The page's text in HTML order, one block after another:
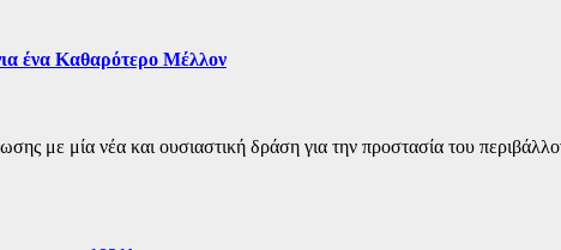
ένα Καθαρότερο Μέλλον
μία νέα και ουσιαστική δράση για την προστασία του